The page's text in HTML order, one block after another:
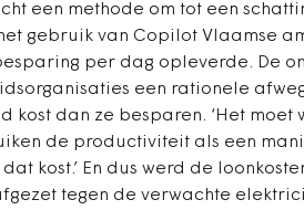
een methode om tot een
gebruik van Copilot Vlaamse
per dag opleverde. De
een rationele
kost dan ze besparen. ‘Het moet
de productiviteit als een
kost.’ En dus werd de
tegen de verwachte